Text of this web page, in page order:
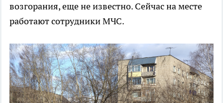
возгорания, еще не известно. Сейчас на месте
работают сотрудники МЧС.